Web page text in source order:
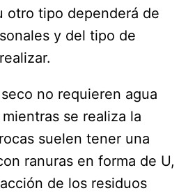
otro tipo dependerá de
y del tipo de
no requieren agua
se realiza la
suelen tener una
ranuras en forma de U,
de los residuos